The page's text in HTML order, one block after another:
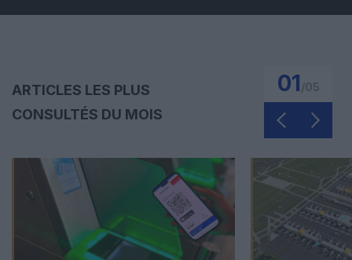
ARTICLES LES PLUS
CONSULTÉS DU MOIS
01